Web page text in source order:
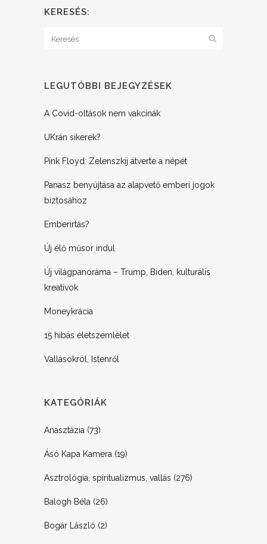
KERESÉS:
LEGUTÓBBI BEJEGYZÉSEK
A Covid-oltások nem vakcinák
UKrán sikerek?
Pink Floyd: Zelenszkij átverte a népét
Panasz benyújtása az alapvető emberi jogok
biztosához
Emberirtás?
Új élő műsor indul
Új világpanoráma – Trump, Biden, kulturális
kreatívok
Moneykrácia
15 hibás életszemlélet
Vallásokról, Istenről
KATEGÓRIÁK
Anasztázia (73)
Ásó Kapa Kamera (19)
Asztrológia, spiritualizmus, vallás (276)
Balogh Béla (26)
Bogár László (2)